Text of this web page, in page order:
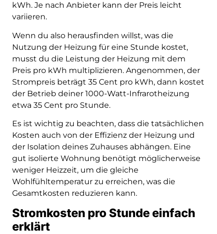
kWh. Je nach Anbieter kann der Preis leicht
variieren.
Wenn du also herausfinden willst, was die
Nutzung der Heizung für eine Stunde kostet,
musst du die Leistung der Heizung mit dem
Preis pro kWh multiplizieren. Angenommen, der
Strompreis beträgt 35 Cent pro kWh, dann kostet
der Betrieb deiner 1000-Watt-Infrarotheizung
etwa 35 Cent pro Stunde.
Es ist wichtig zu beachten, dass die tatsächlichen
Kosten auch von der Effizienz der Heizung und
der Isolation deines Zuhauses abhängen. Eine
gut isolierte Wohnung benötigt möglicherweise
weniger Heizzeit, um die gleiche
Wohlfühltemperatur zu erreichen, was die
Gesamtkosten reduzieren kann.
Stromkosten pro Stunde einfach
erklärt